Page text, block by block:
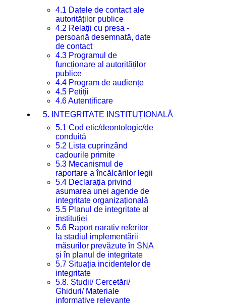
4.1 Datele de contact ale
autorităților publice
4.2 Relații cu presa -
persoană desemnată, date
de contact
4.3 Programul de
funcționare al autorităților
publice
4.4 Program de audiențe
4.5 Petiții
4.6 Autentificare
5. INTEGRITATE INSTITUȚIONALĂ
5.1 Cod etic/deontologic/de
conduită
5.2 Lista cuprinzând
cadourile primite
5.3 Mecanismul de
raportare a încălcărilor legii
5.4 Declarația privind
asumarea unei agende de
integritate organizațională
5.5 Planul de integritate al
instituției
5.6 Raport narativ referitor
la stadiul implementării
măsurilor prevăzute în SNA
și în planul de integritate
5.7 Situația incidentelor de
integritate
5.8. Studii/ Cercetări/
Ghiduri/ Materiale
informative relevante